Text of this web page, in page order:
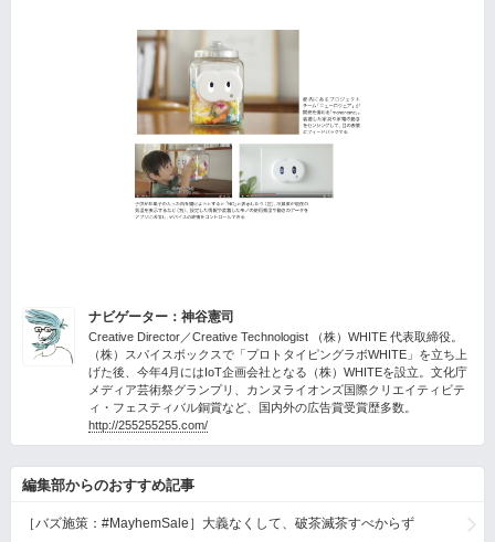
ナビゲーター：神谷憲司
Creative Director／Creative Technologist （株）WHITE 代表取締役。
（株）スパイスボックスで「プロトタイピングラボWHITE」を立ち上
げた後、今年4月にはIoT企画会社となる（株）WHITEを設立。文化庁
メディア芸術祭グランプリ、カンヌライオンズ国際クリエイティビテ
ィ・フェスティバル銅賞など、国内外の広告賞受賞歴多数。
http://255255255.com/
編集部からのおすすめ記事
［バズ施策：#MayhemSale］大義なくして、破茶滅茶すべからず